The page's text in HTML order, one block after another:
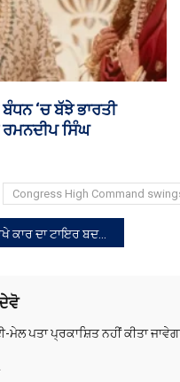
ਸੋਟੀਆਂ ਤੇ ਬਾਹਰਲਿਆਂ ਨੂੰ
,13 ਮਲਟੀ ਪਰਪਜ਼
ਸਰਕਾਰ
Congress High Command
ਮੇਲ ਪਤਾ ਪ੍ਰਕਾਸ਼ਿਤ ਨਹੀਂ ਕੀਤਾ